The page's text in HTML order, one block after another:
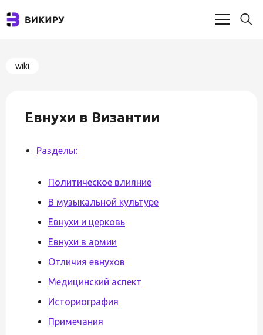
wiki
Евнухи в Византии
Разделы:
Политическое влияние
В музыкальной культуре
Евнухи и церковь
Евнухи в армии
Отличия евнухов
Медицинский аспект
Историография
Примечания